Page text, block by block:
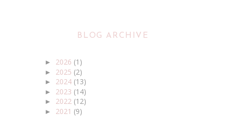
BLOG ARCHIVE
► 2026 (1)
► 2025 (2)
► 2024 (13)
► 2023 (14)
► 2022 (12)
► 2021 (9)